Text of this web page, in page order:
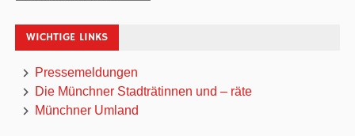
WICHTIGE LINKS
Pressemeldungen
Die Münchner Stadträtinnen und – räte
Münchner Umland